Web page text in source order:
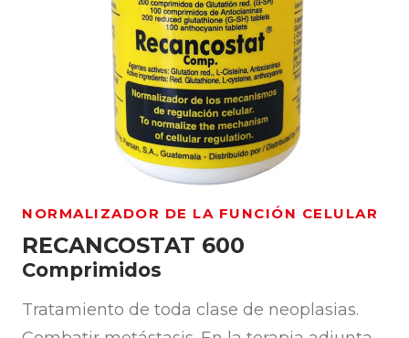
NORMALIZADOR DE LA FUNCIÓN CELULAR
RECANCOSTAT 600
Comprimidos
Tratamiento de toda clase de neoplasias.